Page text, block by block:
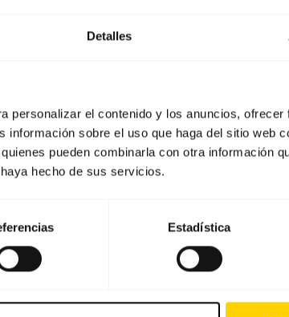
Detalles
personalizar el contenido y los anuncios,
información sobre el uso que haga del sitio web
pueden combinarla con otra información
hecho de sus servicios.
Estadística